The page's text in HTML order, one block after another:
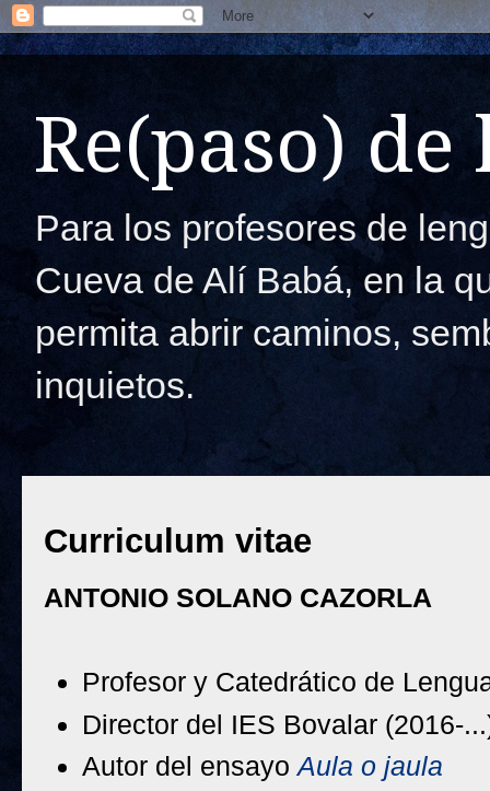
Re(paso) de
Para los profesores de
Cueva de Alí Babá, en la
permita abrir caminos,
inquietos.
Curriculum vitae
ANTONIO SOLANO CAZORLA
Profesor y Catedrático de
Director del IES Bovalar (2016-
Autor del ensayoAula o jaula